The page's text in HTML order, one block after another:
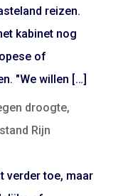
reizen.
kabinet nog
of
"We willen […]
droogte,
Rijn
verder toe, maar